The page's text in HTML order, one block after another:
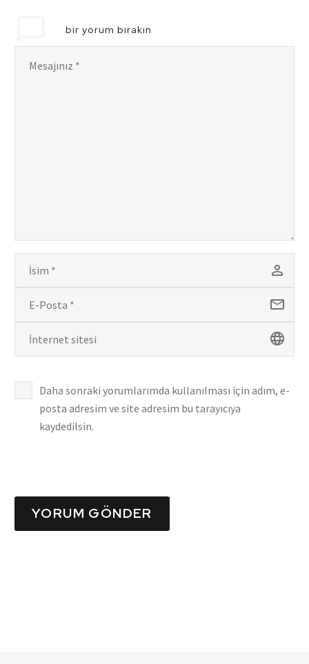
bir yorum bırakın
Daha sonraki yorumlarımda kullanılması için adım, e-
posta adresim ve site adresim bu tarayıcıya
kaydedilsin.
YORUM GÖNDER